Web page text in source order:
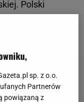
Polski
sp. z o.o.
Partnerów
powiązaną z